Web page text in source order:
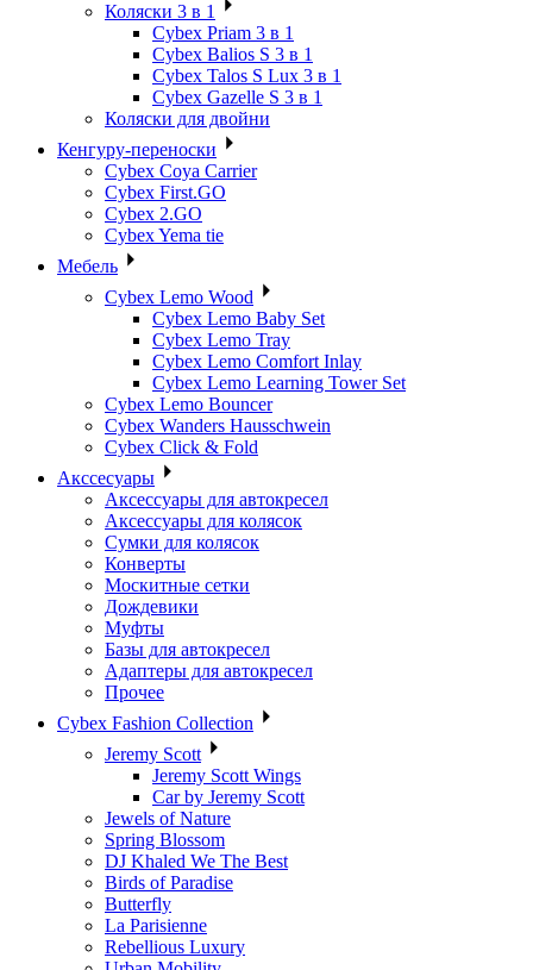
Коляски 3 в 1
Cybex Priam 3 в 1
Cybex Balios S 3 в 1
Cybex Talos S Lux 3 в 1
Cybex Gazelle S 3 в 1
Коляски для двойни
Кенгуру-переноски
Cybex Coya Carrier
Cybex First.GO
Cybex 2.GO
Cybex Yema tie
Мебель
Cybex Lemo Wood
Cybex Lemo Baby Set
Cybex Lemo Tray
Cybex Lemo Comfort Inlay
Cybex Lemo Learning Tower Set
Cybex Lemo Bouncer
Cybex Wanders Hausschwein
Cybex Click & Fold
Акссесуары
Аксессуары для автокресел
Аксессуары для колясок
Сумки для колясок
Конверты
Москитные сетки
Дождевики
Муфты
Базы для автокресел
Адаптеры для автокресел
Прочее
Cybex Fashion Collection
Jeremy Scott
Jeremy Scott Wings
Car by Jeremy Scott
Jewels of Nature
Spring Blossom
DJ Khaled We The Best
Birds of Paradise
Butterfly
La Parisienne
Rebellious Luxury